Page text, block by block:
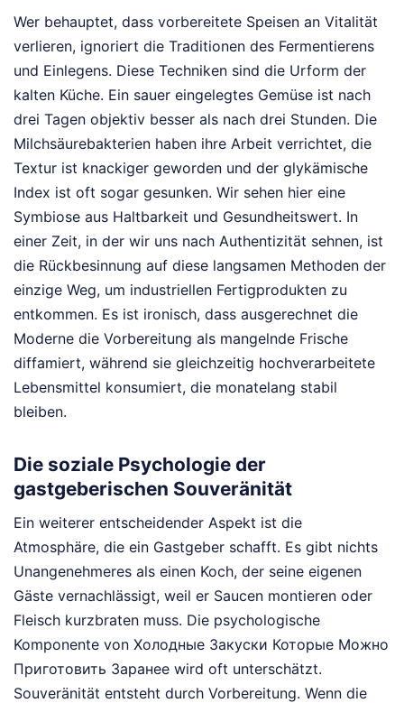
Wer behauptet, dass vorbereitete Speisen an Vitalität
verlieren, ignoriert die Traditionen des Fermentierens
und Einlegens. Diese Techniken sind die Urform der
kalten Küche. Ein sauer eingelegtes Gemüse ist nach
drei Tagen objektiv besser als nach drei Stunden. Die
Milchsäurebakterien haben ihre Arbeit verrichtet, die
Textur ist knackiger geworden und der glykämische
Index ist oft sogar gesunken. Wir sehen hier eine
Symbiose aus Haltbarkeit und Gesundheitswert. In
einer Zeit, in der wir uns nach Authentizität sehnen, ist
die Rückbesinnung auf diese langsamen Methoden der
einzige Weg, um industriellen Fertigprodukten zu
entkommen. Es ist ironisch, dass ausgerechnet die
Moderne die Vorbereitung als mangelnde Frische
diffamiert, während sie gleichzeitig hochverarbeitete
Lebensmittel konsumiert, die monatelang stabil
bleiben.
Die soziale Psychologie der
gastgeberischen Souveränität
Ein weiterer entscheidender Aspekt ist die
Atmosphäre, die ein Gastgeber schafft. Es gibt nichts
Unangenehmeres als einen Koch, der seine eigenen
Gäste vernachlässigt, weil er Saucen montieren oder
Fleisch kurzbraten muss. Die psychologische
Komponente von Холодные Закуски Которые Можно
Приготовить Заранее wird oft unterschätzt.
Souveränität entsteht durch Vorbereitung. Wenn die